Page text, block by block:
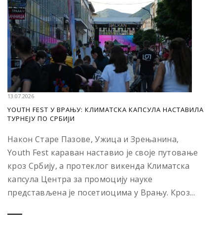
13.07.2026
YOUTH FEST У ВРАЊУ: КЛИМАТСКА КАПСУЛА НАСТАВИЛА
ТУРНЕЈУ ПО СРБИЈИ
Након Старе Пазове, Ужица и Зрењанина,
Youth Fest караван наставио је своје путовање
кроз Србију, а протеклог викенда Климатска
капсула Центра за промоцију науке
представљена је посетиоцима у Врању. Кроз...